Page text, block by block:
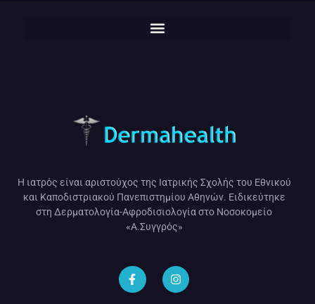
Η ιατρός είναι αριστούχος της Ιατρικής Σχολής του Εθνικού
και Καποδιστριακού Πανεπιστημίου Αθηνών. Ειδικεύτηκε
στη Δερματολογία-Αφροδισιολογία στο Νοσοκομείο
«Α.Συγγρός»